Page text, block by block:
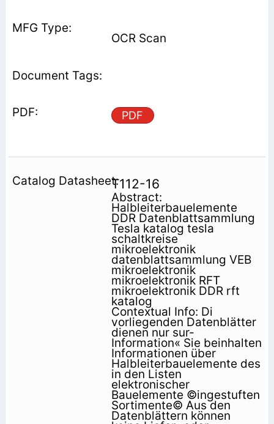
OCR Scan
PDF
T112-16
Abstract:
Halbleiterbauelemente
DDR Datenblattsammlung
Tesla katalog tesla
schaltkreise
mikroelektronik
datenblattsammlung VEB
mikroelektronik
mikroelektronik RFT
mikroelektronik DDR rft
katalog
Contextual Info: Di
vorliegenden Datenblätter
dienen nur sur-
Information« Sie beinhalten
Informationen über
Halbleiterbauelemente des
in den Listen
elektronischer
Bauelemente ©ingestuften
Sortimente© Aus den
Datenblättern können